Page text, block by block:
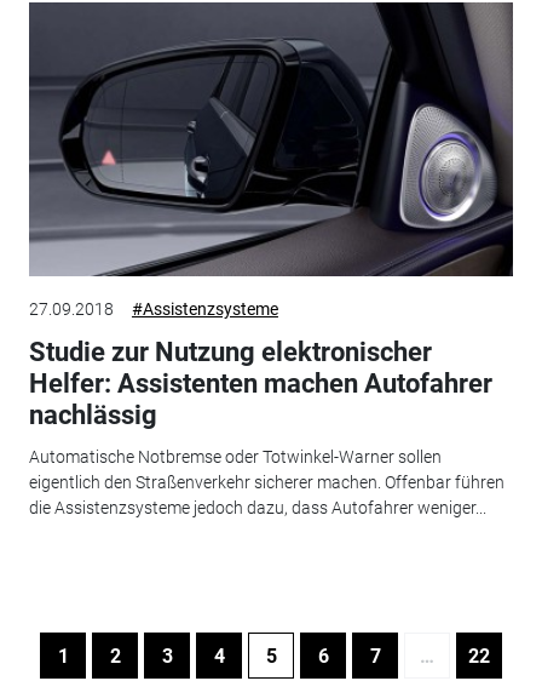
27.09.2018 #Assistenzsysteme
Studie zur Nutzung elektronischer
Helfer: Assistenten machen Autofahrer
nachlässig
Automatische Notbremse oder Totwinkel-Warner sollen
eigentlich den Straßenverkehr sicherer machen. Offenbar führen
die Assistenzsysteme jedoch dazu, dass Autofahrer weniger...
1 2 3 4 5 6 7 … 22